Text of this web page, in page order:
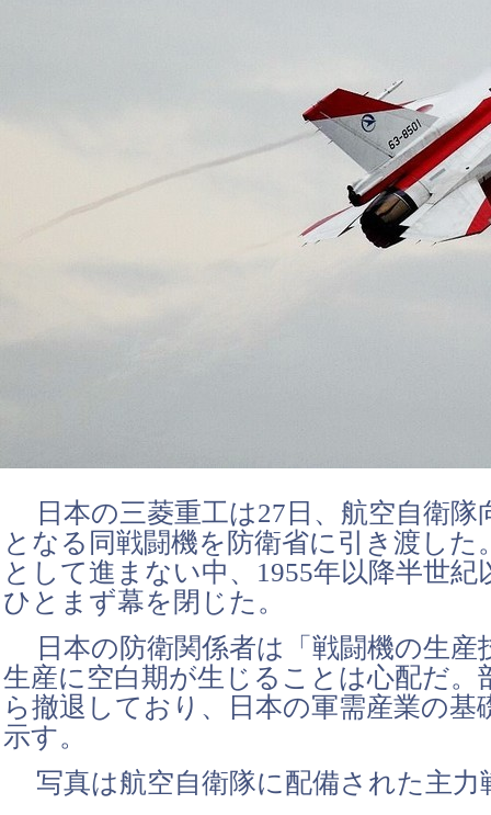
日本の三菱重工は27日、航空自衛
となる同戦闘機を防衛省に引き渡し
として進まない中、1955年以降半世
ひとまず幕を閉じた。
日本の防衛関係者は「戦闘機の生
生産に空白期が生じることは心配だ
ら撤退しており、日本の軍需産業の
示す。
写真は航空自衛隊に配備された主力